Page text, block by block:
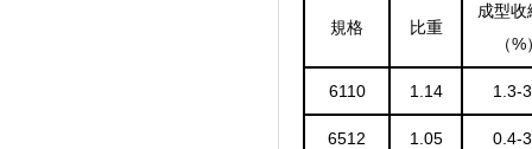
規格 比重
成型收
（
6110 1.14 1.3-
6512 1.05 0.4-